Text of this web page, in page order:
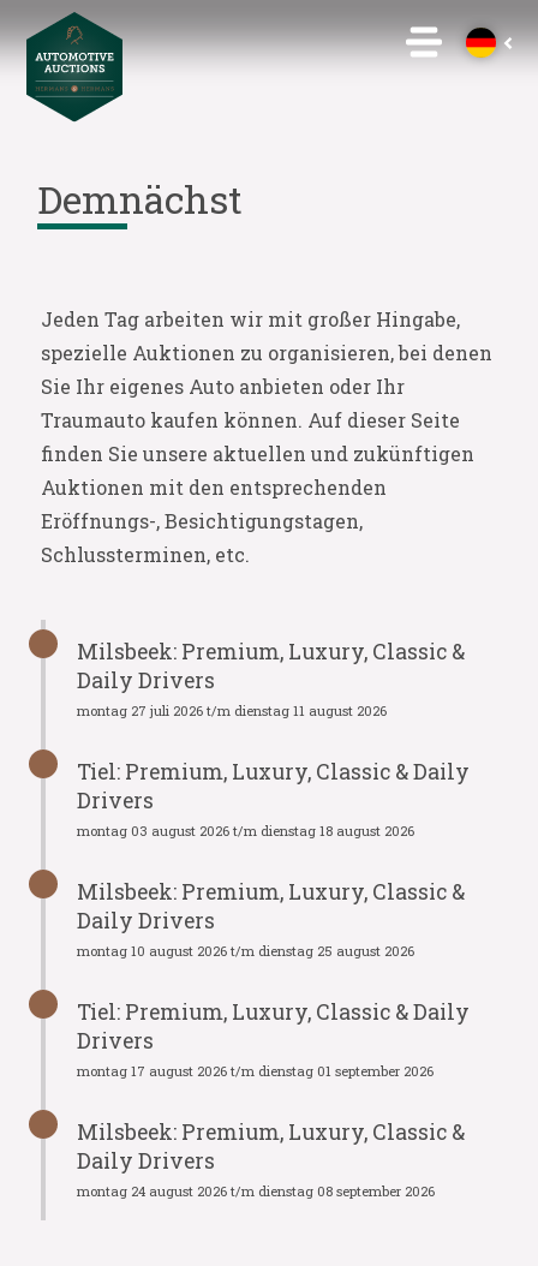
Demnächst
Jeden Tag arbeiten wir mit großer Hingabe,
spezielle Auktionen zu organisieren, bei denen
Sie Ihr eigenes Auto anbieten oder Ihr
Traumauto kaufen können. Auf dieser Seite
finden Sie unsere aktuellen und zukünftigen
Auktionen mit den entsprechenden
Eröffnungs-, Besichtigungstagen,
Schlussterminen, etc.
Milsbeek: Premium, Luxury, Classic &
Daily Drivers
montag 27 juli 2026 t/m dienstag 11 august 2026
Tiel: Premium, Luxury, Classic & Daily
Drivers
montag 03 august 2026 t/m dienstag 18 august 2026
Milsbeek: Premium, Luxury, Classic &
Daily Drivers
montag 10 august 2026 t/m dienstag 25 august 2026
Tiel: Premium, Luxury, Classic & Daily
Drivers
montag 17 august 2026 t/m dienstag 01 september 2026
Milsbeek: Premium, Luxury, Classic &
Daily Drivers
montag 24 august 2026 t/m dienstag 08 september 2026